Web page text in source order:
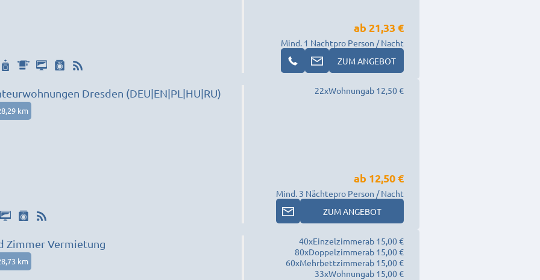
Mind. 1 Nacht
ab 21,33 €
pro Person / Nacht
ZUM ANGEBOT
Dresden (DEU|EN|PL|HU|RU)
km
22xWohnungab 12,50 €
Mind. 3 Nächte
ab 12,50 €
pro Person / Nacht
ZUM ANGEBOT
Zimmer Vermietung
km
40xEinzelzimmerab 15,00 €
80xDoppelzimmerab 15,00 €
60xMehrbettzimmerab 15,00 €
33xWohnungab 15,00 €